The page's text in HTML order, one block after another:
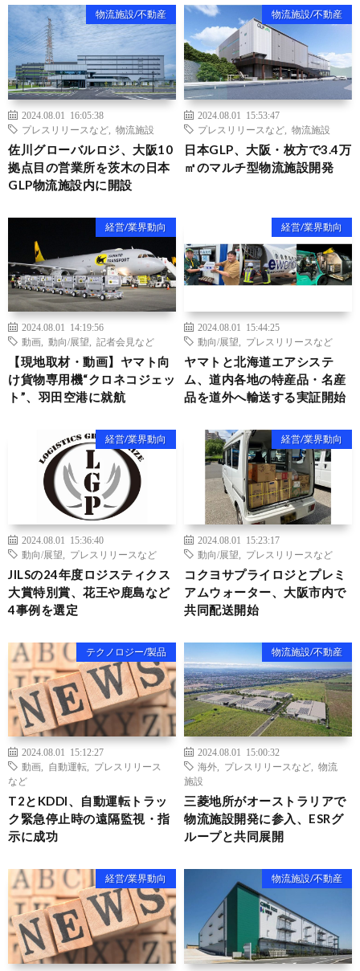
物流施設/不動産
2024.08.01 16:05:38
プレスリリースなど
物流施設
佐川グローバルロジ、大阪10
拠点目の営業所を茨木の日本
GLP物流施設内に開設
物流施設/不動産
2024.08.01 15:53:47
プレスリリースなど
物流施設
日本GLP、大阪・枚方で3.4万
㎡のマルチ型物流施設開発
経営/業界動向
2024.08.01 14:19:56
動画
動向/展望 記者会見など
【現地取材・動画】ヤマト向
け貨物専用機“クロネコジェッ
ト”、羽田空港に就航
経営/業界動向
2024.08.01 15:44:25
動向/展望
プレスリリースなど
ヤマトと北海道エアシステ
ム、道内各地の特産品・名産
品を道外へ輸送する実証開始
経営/業界動向
2024.08.01 15:36:40
動向/展望
プレスリリースなど
JILSの24年度ロジスティクス
大賞特別賞、花王や鹿島など
4事例を選定
経営/業界動向
2024.08.01 15:23:17
動向/展望
プレスリリースなど
コクヨサプライロジとプレミ
アムウォーター、大阪市内で
共同配送開始
テクノロジー/製品
2024.08.01 15:12:27
動画
自動運転
プレスリリース
など
T2とKDDI、自動運転トラッ
ク緊急停止時の遠隔監視・指
示に成功
物流施設/不動産
2024.08.01 15:00:32
海外
プレスリリースなど
物流
施設
三菱地所がオーストラリアで
物流施設開発に参入、ESRグ
ループと共同展開
経営/業界動向 物流施設/不動産